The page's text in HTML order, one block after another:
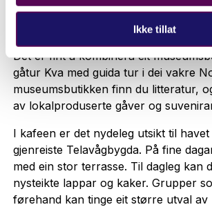
Ikke tillat
historiske stadene i området. Appen
Det er fint å kombinera eit
gåtur Kva med guida tur i dei vakre
museumsbutikken finn du litteratur,
av lokalproduserte gåver og
I kafeen er det nydeleg utsikt til havet
gjenreiste Telavågbygda. På fine
med ein stor terrasse. Til dagleg kan
nysteikte lappar og kaker. Grupper
førehand kan tinge eit større utval av